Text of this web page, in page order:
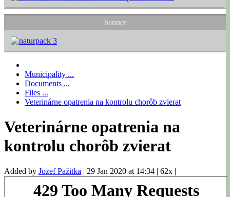
banner
Municipality ...
Documents ...
Files ...
Veterinárne opatrenia na kontrolu chorôb zvierat
Veterinárne opatrenia na
kontrolu chorôb zvierat
Added by Jozef Pažitka | 29 Jan 2020 at 14:34 | 62x |